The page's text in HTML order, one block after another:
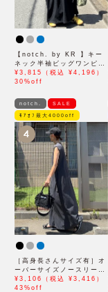
【notch. by KR 】キー
ネック半袖ビッグワンピー
ス
¥3,815（税込 ¥4,196）
30%off
notch. SALE
ﾓｱｵﾌ最大4000off
4
［高身長さんサイズ有］オ
ーバーサイズノースリーブ
ワンピース
¥3,106（税込 ¥3,416）
43%off